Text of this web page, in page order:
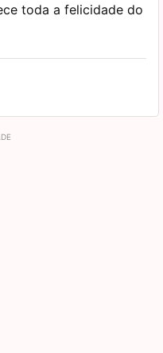
toda a felicidade do